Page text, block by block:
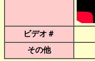
ビデオ＃
その他